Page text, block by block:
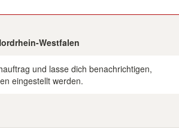
Westfalen
und lasse dich benachrichtigen,
eingestellt werden.